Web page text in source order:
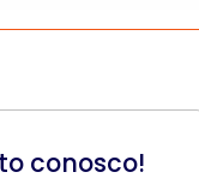
conosco!